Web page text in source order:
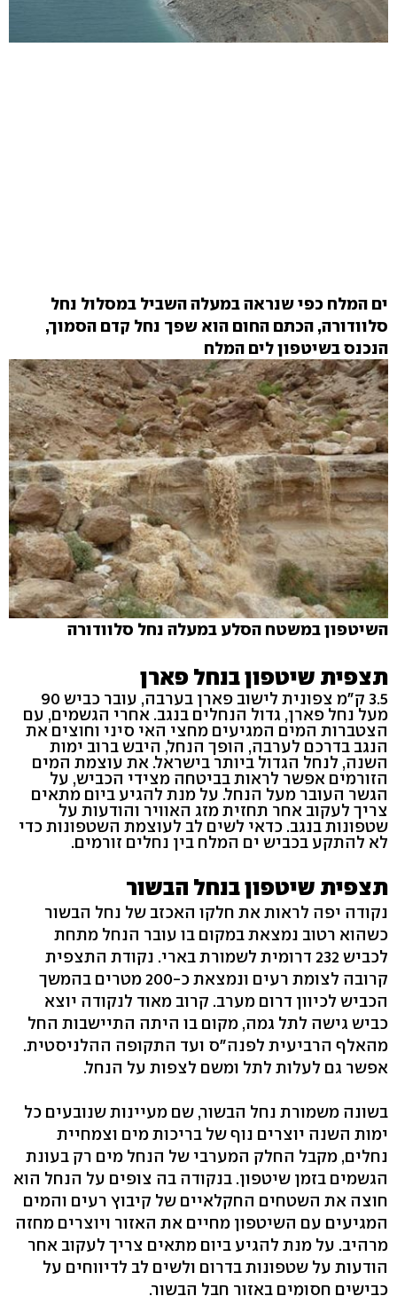
ים המלח כפי שנראה במעלה השביל במסלול נחל
סלוודורה, הכתם החום הוא שפך נחל קדם הסמוך,
הנכנס בשיטפון לים המלח
השיטפון במשטח הסלע במעלה נחל סלוודורה
תצפית שיטפון בנחל פארן
3.5 ק"מ צפונית לישוב פארן בערבה, עובר כביש 90
מעל נחל פארן, גדול הנחלים בנגב. אחרי הגשמים, עם
הצטברות המים המגיעים מחצי האי סיני וחוצים את
הנגב בדרכם לערבה, הופך הנחל, היבש ברוב ימות
השנה, לנחל הגדול ביותר בישראל. את עוצמת המים
הזורמים אפשר לראות בביטחה מצידי הכביש, על
הגשר העובר מעל הנחל. על מנת להגיע ביום מתאים
צריך לעקוב אחר תחזית מזג האוויר והודעות על
שטפונות בנגב. כדאי לשים לב לעוצמת השטפונות כדי
לא להתקע בכביש ים המלח בין נחלים זורמים.
תצפית שיטפון בנחל הבשור
נקודה יפה לראות את חלקו האכזב של נחל הבשור
כשהוא רטוב נמצאת במקום בו עובר הנחל מתחת
לכביש 232 דרומית לשמורת בארי. נקודת התצפית
קרובה לצומת רעים ונמצאת כ-200 מטרים בהמשך
הכביש לכיוון דרום מערב. קרוב מאוד לנקודה יוצא
כביש גישה לתל גמה, מקום בו היתה התיישבות החל
מהאלף הרביעית לפנה"ס ועד התקופה ההלניסטית.
אפשר גם לעלות לתל ומשם לצפות על הנחל.
בשונה משמורת נחל הבשור, שם מעיינות שנובעים כל
ימות השנה יוצרים נוף של בריכות מים וצמחיית
נחלים, מקבל החלק המערבי של הנחל מים רק בעונת
הגשמים בזמן שיטפון. בנקודה בה צופים על הנחל הוא
חוצה את השטחים החקלאיים של קיבוץ רעים והמים
המגיעים עם השיטפון מחיים את האזור ויוצרים מחזה
מרהיב. על מנת להגיע ביום מתאים צריך לעקוב אחר
הודעות על שטפונות בדרום ולשים לב לדיווחים על
כבישים חסומים באזור חבל הבשור.